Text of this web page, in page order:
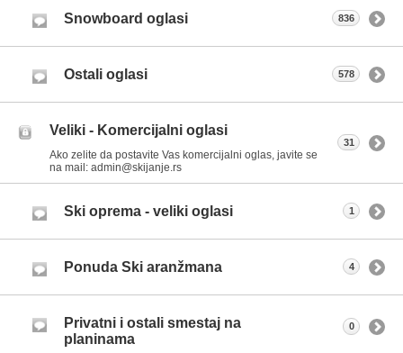
Snowboard oglasi 836
Ostali oglasi 578
Veliki - Komercijalni oglasi
Ako zelite da postavite Vas komercijalni oglas, javite se
na mail: admin@skijanje.rs
31
Ski oprema - veliki oglasi 1
Ponuda Ski aranžmana 4
Privatni i ostali smestaj na
planinama
0